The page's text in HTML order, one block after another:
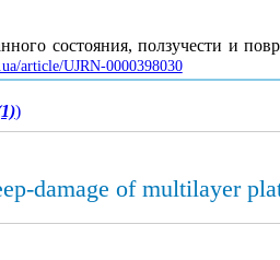
состояния, ползучести и
article/UJRN-0000398030
)
damage of multilayer